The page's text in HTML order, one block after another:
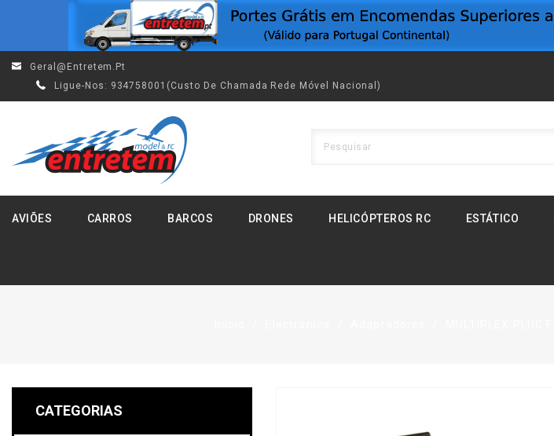
Geral@entretem.pt
Ligue-Nos: 934758001(custo De Chamada Rede Móvel Nacional)
AVIÕES CARROS BARCOS DRONES HELICÓPTEROS RC ESTÁTICO
CATEGORIAS